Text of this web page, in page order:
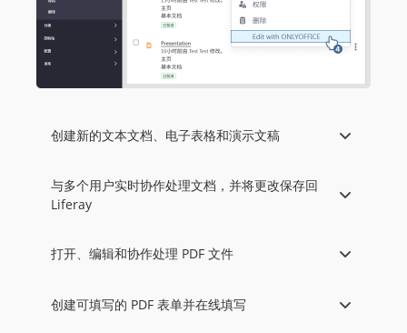
创建新的文本文档、电子表格和演示文稿
与多个用户实时协作处理文档，并将更改保存回
Liferay
打开、编辑和协作处理 PDF 文件
创建可填写的 PDF 表单并在线填写